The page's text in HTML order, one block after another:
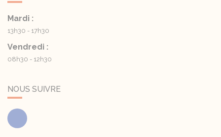
Mardi :
13h30 - 17h30
Vendredi :
08h30 - 12h30
NOUS SUIVRE
Facebook